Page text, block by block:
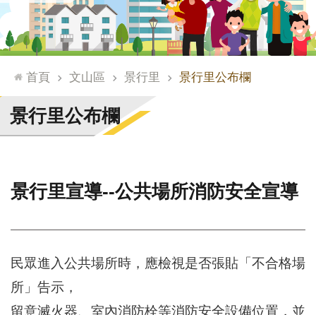
台
通
臺
北
市
門
整
檢
索
系
首頁 文山區 景行里 景行里公布欄
景行里公布欄
景行里宣導--公共場所消防安全宣導
民眾進入公共場所時，應檢視是否張貼「不合格場
所」告示，
留意滅火器、室內消防栓等消防安全設備位置，並